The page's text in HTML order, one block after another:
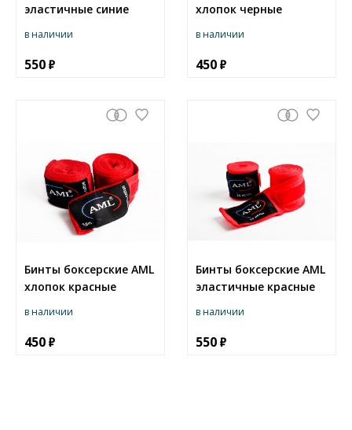
эластичные синие
в наличии
550
хлопок черные
в наличии
450
Бинты боксерские AML
хлопок красные
в наличии
450
Бинты боксерские AML
эластичные красные
в наличии
550